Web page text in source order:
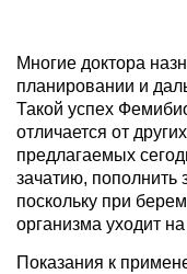
Многие доктора
планировании и
Такой успех
отличается от
предлагаемых
зачатию,
поскольку при
организма уходит
Показания к